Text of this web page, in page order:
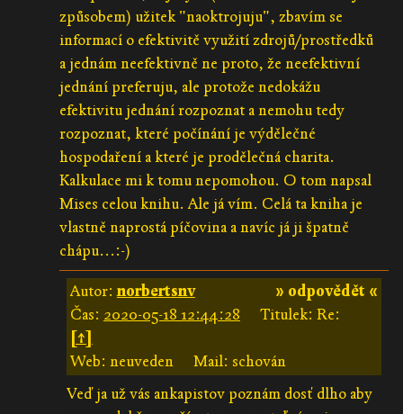
způsobem) užitek "naoktrojuju", zbavím se
informací o efektivitě využití zdrojů/prostředků
a jednám neefektivně ne proto, že neefektivní
jednání preferuju, ale protože nedokážu
efektivitu jednání rozpoznat a nemohu tedy
rozpoznat, které počínání je výdělečné
hospodaření a které je prodělečná charita.
Kalkulace mi k tomu nepomohou. O tom napsal
Mises celou knihu. Ale já vím. Celá ta kniha je
vlastně naprostá píčovina a navíc já ji špatně
chápu...:-)
» odpovědět «
Autor:norbertsnv
Čas: 2020-05-18 12:44:28
Titulek: Re:
[↑]
Web: neuveden
Mail: schován
Veď ja už vás ankapistov poznám dosť dlho aby